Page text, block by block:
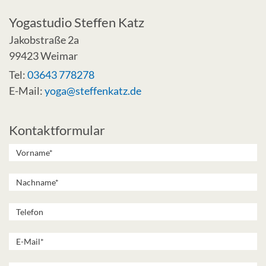
Yogastudio Steffen Katz
Jakobstraße 2a
99423 Weimar
Tel:03643 778278
E-Mail:yoga@steffenkatz.de
Kontaktformular